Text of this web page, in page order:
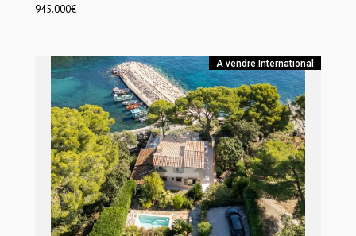
945.000€
A vendre International